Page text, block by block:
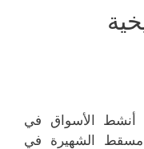
أنشط الأسواق في
مسقط الشهيرة في